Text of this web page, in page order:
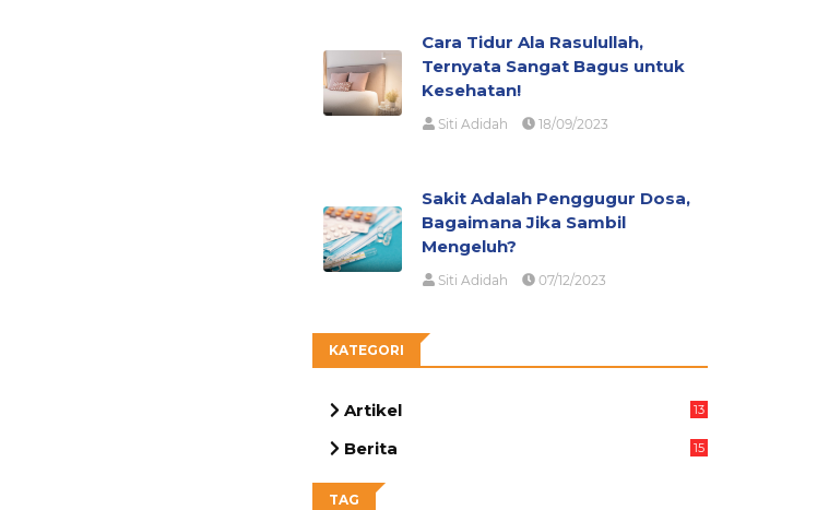
Cara Tidur Ala Rasulullah,
Ternyata Sangat Bagus untuk
Kesehatan!
Siti Adidah 18/09/2023
Sakit Adalah Penggugur Dosa,
Bagaimana Jika Sambil
Mengeluh?
Siti Adidah 07/12/2023
KATEGORI
Artikel
13
Berita
15
TAG